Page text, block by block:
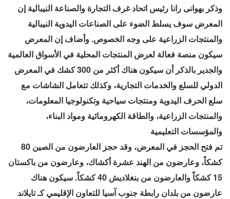
وذكر بهوانى رانا رئيس اتحاد غرف التجارة والصناعة النيبالية إن
المعرض سوف يسلط الضوء على الصناعات اليدوية النيبالية
والمنتجات الزراعية على وجه الخصوص. وأضاف إن المعرض
سيكون منصة فعالة لعرض المنتجات المحلية في الأسواق العالمية
والجدير بالذكر أن سيكون هناك أكثر من 300 كشك في المعرض
الدولي للسلع والخدمات التجارية، وكذلك تتعامل الشاشات مع
سلع الحرف اليدوية ومنتجات سياحية وتكنولوجيا المعلومات،
والمنتجات الزراعية، والطاقة الكهرومائية ومواد البناء،
والمؤسسات التعليمية
تم فتح الحجز في المعرض، وقد حجز العارضون من الصين 80
كشكاً، وعارضون من الهند عشرة أكشاك، وعارضون من باكستان
15 كشكاً والعارضون من بنغلاديش 40 كشكاً. سيكون هناك
عارضون من بلدان رابطة جنوب آسيا للتعاون الإقليمي كـ تايلاند